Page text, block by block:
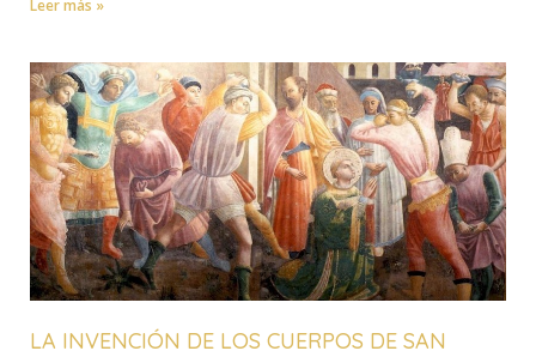
Leer más »
LA INVENCIÓN DE LOS CUERPOS DE SAN